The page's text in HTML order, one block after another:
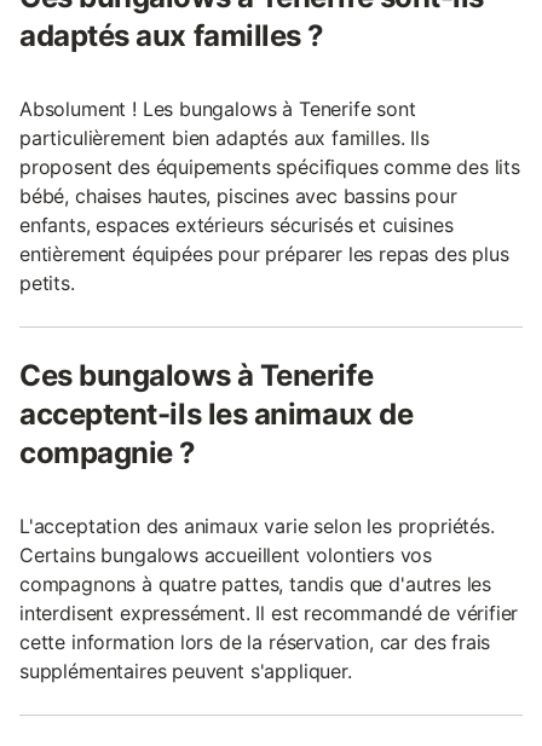
adaptés aux familles ?
Absolument ! Les bungalows à Tenerife sont
particulièrement bien adaptés aux familles. Ils
proposent des équipements spécifiques comme des lits
bébé, chaises hautes, piscines avec bassins pour
enfants, espaces extérieurs sécurisés et cuisines
entièrement équipées pour préparer les repas des plus
petits.
Ces bungalows à Tenerife
acceptent-ils les animaux de
compagnie ?
L'acceptation des animaux varie selon les propriétés.
Certains bungalows accueillent volontiers vos
compagnons à quatre pattes, tandis que d'autres les
interdisent expressément. Il est recommandé de vérifier
cette information lors de la réservation, car des frais
supplémentaires peuvent s'appliquer.